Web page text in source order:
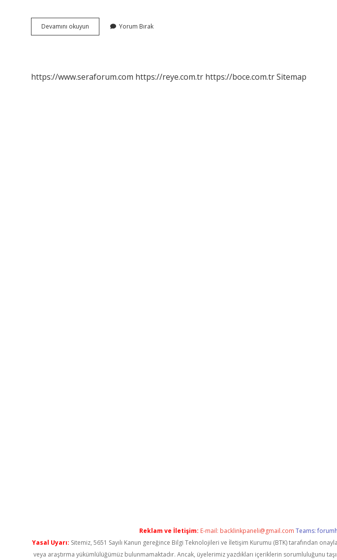
Devamını okuyun
Sanat
Yorum Bırak
https://www.seraforum.com https://reye.com.tr https://boce.com.trSitemap
Reklam ve İletişim: E-mail: backlinkpaneli@gmail.com Teams:
Yasal Uyarı: Sitemiz, 5651 Sayılı Kanun gereğince Bilgi Teknolojileri ve İletişim Kurumu (BTK) tarafından
veya araştırma yükümlülüğümüz bulunmamaktadır. Ancak, üyelerimiz yazdıkları içeriklerin sorumluluğunu